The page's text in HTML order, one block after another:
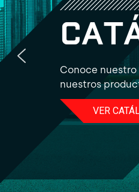
CAT
Conoce
nuestros
VER